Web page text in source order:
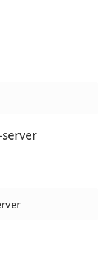
server